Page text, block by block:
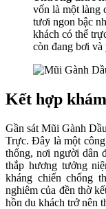
vốn là một làng
tươi ngon bậc
khách có thể
còn đang bơi và
Kết hợp
Gần sát Mũi Gành
Trực. Đây là một
thống, nơi người dân
thắp hương tưởng
kháng chiến chống
nghiêm của đền thờ
hồn du khách trở nên